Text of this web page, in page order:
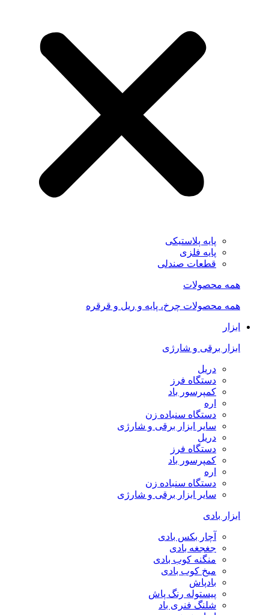
پایه پلاستیکی
پایه فلزی
قطعات صندلی
همه محصولات
همه محصولات چرخ، پایه و ریل و قرقره
ابزار
ابزار برقی و شارژی
دریل
دستگاه فرز
کمپرسور باد
اره
دستگاه سنباده زن
سایر ابزار برقی و شارژی
دریل
دستگاه فرز
کمپرسور باد
اره
دستگاه سنباده زن
سایر ابزار برقی و شارژی
ابزار بادی
آچار بکس بادی
جغجغه بادی
منگنه کوب بادی
میخ کوب بادی
بادپاش
پیستوله رنگ پاش
شلنگ فنری باد